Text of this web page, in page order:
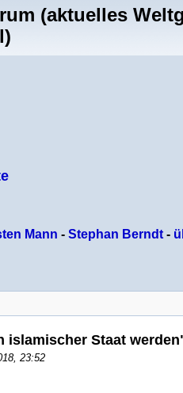
(aktuelles
Mann - Stephan Berndt -
islamischer Staat
23:52